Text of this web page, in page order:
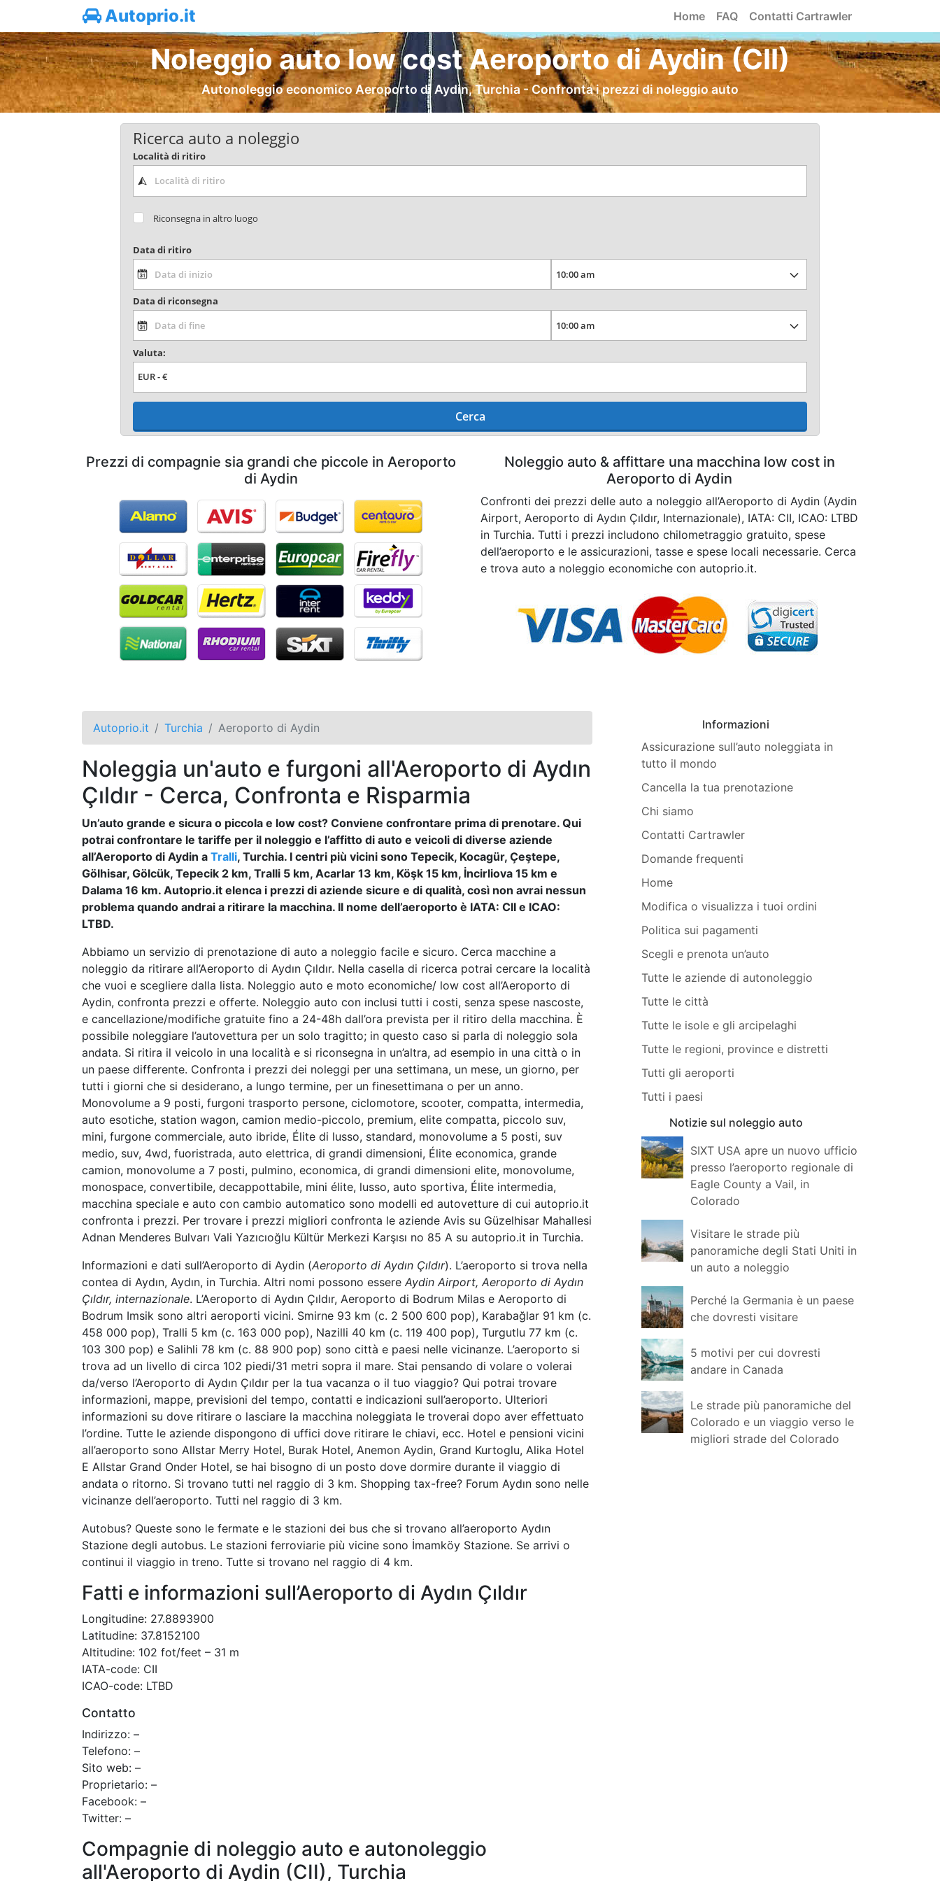
Autoprio.it Home FAQ Contatti Cartrawler
Noleggio auto low cost Aeroporto di Aydin (CII)
Autonoleggio economico Aeroporto di Aydin, Turchia - Confronta i prezzi di noleggio auto
Ricerca auto a noleggio
Località di ritiro
Riconsegna in altro luogo
Data di ritiro
Data di riconsegna
Valuta:
Cerca
Prezzi di compagnie sia grandi che piccole in Aeroporto
di Aydin
Noleggio auto & affittare una macchina low cost in
Aeroporto di Aydin
Confronti dei prezzi delle auto a noleggio all’Aeroporto di Aydin (Aydin
Airport, Aeroporto di Aydın Çıldır, Internazionale), IATA: CII, ICAO: LTBD
in Turchia. Tutti i prezzi includono chilometraggio gratuito, spese
dell’aeroporto e le assicurazioni, tasse e spese locali necessarie. Cerca
e trova auto a noleggio economiche con autoprio.it.
Autoprio.it Turchia Aeroporto di Aydin
Noleggia un'auto e furgoni all'Aeroporto di Aydın
Çıldır - Cerca, Confronta e Risparmia
Un’auto grande e sicura o piccola e low cost? Conviene confrontare prima di prenotare. Qui
potrai confrontare le tariffe per il noleggio e l’affitto di auto e veicoli di diverse aziende
all’Aeroporto di Aydin a Tralli, Turchia. I centri più vicini sono Tepecik, Kocagür, Çeştepe,
Gölhisar, Gölcük, Tepecik 2 km, Tralli 5 km, Acarlar 13 km, Köşk 15 km, İncirliova 15 km e
Dalama 16 km. Autoprio.it elenca i prezzi di aziende sicure e di qualità, così non avrai nessun
problema quando andrai a ritirare la macchina. Il nome dell’aeroporto è IATA: CII e ICAO:
LTBD.
Abbiamo un servizio di prenotazione di auto a noleggio facile e sicuro. Cerca macchine a
noleggio da ritirare all’Aeroporto di Aydın Çıldır. Nella casella di ricerca potrai cercare la località
che vuoi e scegliere dalla lista. Noleggio auto e moto economiche/ low cost all’Aeroporto di
Aydin, confronta prezzi e offerte. Noleggio auto con inclusi tutti i costi, senza spese nascoste,
e cancellazione/modifiche gratuite fino a 24-48h dall’ora prevista per il ritiro della macchina. È
possibile noleggiare l’autovettura per un solo tragitto; in questo caso si parla di noleggio sola
andata. Si ritira il veicolo in una località e si riconsegna in un’altra, ad esempio in una città o in
un paese differente. Confronta i prezzi dei noleggi per una settimana, un mese, un giorno, per
tutti i giorni che si desiderano, a lungo termine, per un finesettimana o per un anno.
Monovolume a 9 posti, furgoni trasporto persone, ciclomotore, scooter, compatta, intermedia,
auto esotiche, station wagon, camion medio-piccolo, premium, elite compatta, piccolo suv,
mini, furgone commerciale, auto ibride, Élite di lusso, standard, monovolume a 5 posti, suv
medio, suv, 4wd, fuoristrada, auto elettrica, di grandi dimensioni, Élite economica, grande
camion, monovolume a 7 posti, pulmino, economica, di grandi dimensioni elite, monovolume,
monospace, convertibile, decappottabile, mini élite, lusso, auto sportiva, Élite intermedia,
macchina speciale e auto con cambio automatico sono modelli ed autovetture di cui autoprio.it
confronta i prezzi. Per trovare i prezzi migliori confronta le aziende Avis su Güzelhisar Mahallesi
Adnan Menderes Bulvarı Vali Yazıcıoğlu Kültür Merkezi Karşısı no 85 A su autoprio.it in Turchia.
Informazioni e dati sull’Aeroporto di Aydin (Aeroporto di Aydın Çıldır). L’aeroporto si trova nella
contea di Aydın, Aydın, in Turchia. Altri nomi possono essere Aydin Airport, Aeroporto di Aydın
Çıldır, internazionale. L’Aeroporto di Aydın Çıldır, Aeroporto di Bodrum Milas e Aeroporto di
Bodrum Imsik sono altri aeroporti vicini. Smirne 93 km (c. 2 500 600 pop), Karabağlar 91 km (c.
458 000 pop), Tralli 5 km (c. 163 000 pop), Nazilli 40 km (c. 119 400 pop), Turgutlu 77 km (c.
103 300 pop) e Salihli 78 km (c. 88 900 pop) sono città e paesi nelle vicinanze. L’aeroporto si
trova ad un livello di circa 102 piedi/31 metri sopra il mare. Stai pensando di volare o volerai
da/verso l’Aeroporto di Aydın Çıldır per la tua vacanza o il tuo viaggio? Qui potrai trovare
informazioni, mappe, previsioni del tempo, contatti e indicazioni sull’aeroporto. Ulteriori
informazioni su dove ritirare o lasciare la macchina noleggiata le troverai dopo aver effettuato
l’ordine. Tutte le aziende dispongono di uffici dove ritirare le chiavi, ecc. Hotel e pensioni vicini
all’aeroporto sono Allstar Merry Hotel, Burak Hotel, Anemon Aydin, Grand Kurtoglu, Alika Hotel
E Allstar Grand Onder Hotel, se hai bisogno di un posto dove dormire durante il viaggio di
andata o ritorno. Si trovano tutti nel raggio di 3 km. Shopping tax-free? Forum Aydın sono nelle
vicinanze dell’aeroporto. Tutti nel raggio di 3 km.
Autobus? Queste sono le fermate e le stazioni dei bus che si trovano all’aeroporto Aydın
Stazione degli autobus. Le stazioni ferroviarie più vicine sono İmamköy Stazione. Se arrivi o
continui il viaggio in treno. Tutte si trovano nel raggio di 4 km.
Fatti e informazioni sull’Aeroporto di Aydın Çıldır
Longitudine: 27.8893900
Latitudine: 37.8152100
Altitudine: 102 fot/feet – 31 m
IATA-code: CII
ICAO-code: LTBD
Contatto
Indirizzo: –
Telefono: –
Sito web: –
Proprietario: –
Facebook: –
Twitter: –
Compagnie di noleggio auto e autonoleggio
all'Aeroporto di Aydin (CII), Turchia
Informazioni
Assicurazione sull’auto noleggiata in
tutto il mondo
Cancella la tua prenotazione
Chi siamo
Contatti Cartrawler
Domande frequenti
Home
Modifica o visualizza i tuoi ordini
Politica sui pagamenti
Scegli e prenota un’auto
Tutte le aziende di autonoleggio
Tutte le città
Tutte le isole e gli arcipelaghi
Tutte le regioni, province e distretti
Tutti gli aeroporti
Tutti i paesi
Notizie sul noleggio auto
SIXT USA apre un nuovo ufficio
presso l’aeroporto regionale di
Eagle County a Vail, in
Colorado
Visitare le strade più
panoramiche degli Stati Uniti in
un auto a noleggio
Perché la Germania è un paese
che dovresti visitare
5 motivi per cui dovresti
andare in Canada
Le strade più panoramiche del
Colorado e un viaggio verso le
migliori strade del Colorado